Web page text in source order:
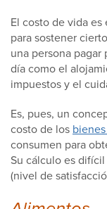
El costo de vida
para sostener
una persona pagar
día como el
impuestos y el
Es, pues, un
costo de los
consumen para
Su cálculo es
(nivel de